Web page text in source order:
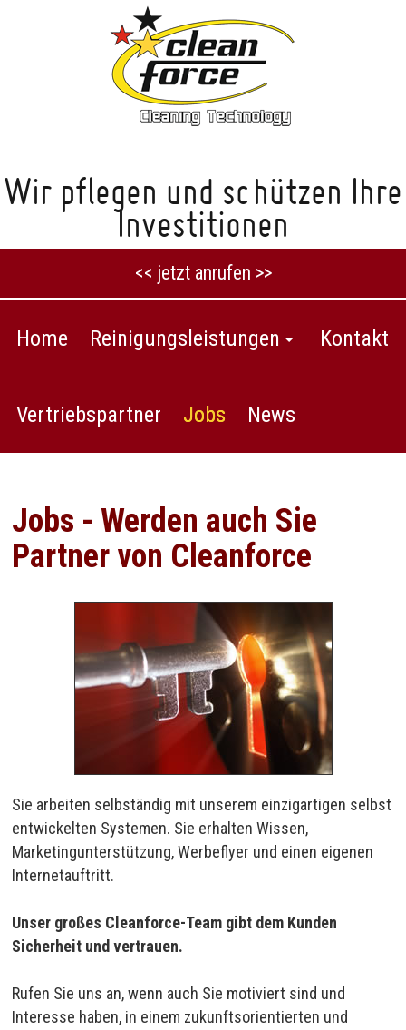
Wir pflegen und schützen Ihre
Investitionen
<< jetzt anrufen >>
Home Reinigungsleistungen Kontakt
Vertriebspartner Jobs News
Jobs - Werden auch Sie
Partner von Cleanforce
Sie arbeiten selbständig mit unserem einzigartigen selbst
entwickelten Systemen. Sie erhalten Wissen,
Marketingunterstützung, Werbeflyer und einen eigenen
Internetauftritt.
Unser großes Cleanforce-Team gibt dem Kunden
Sicherheit und vertrauen.
Rufen Sie uns an, wenn auch Sie motiviert sind und
Interesse haben, in einem zukunftsorientierten und